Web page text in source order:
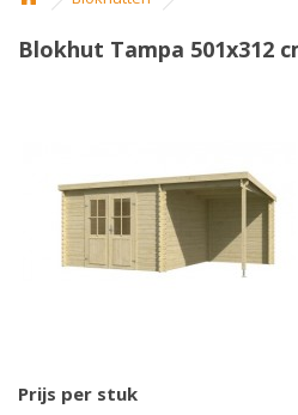
Blokhut Tampa 501x312
Prijs per stuk